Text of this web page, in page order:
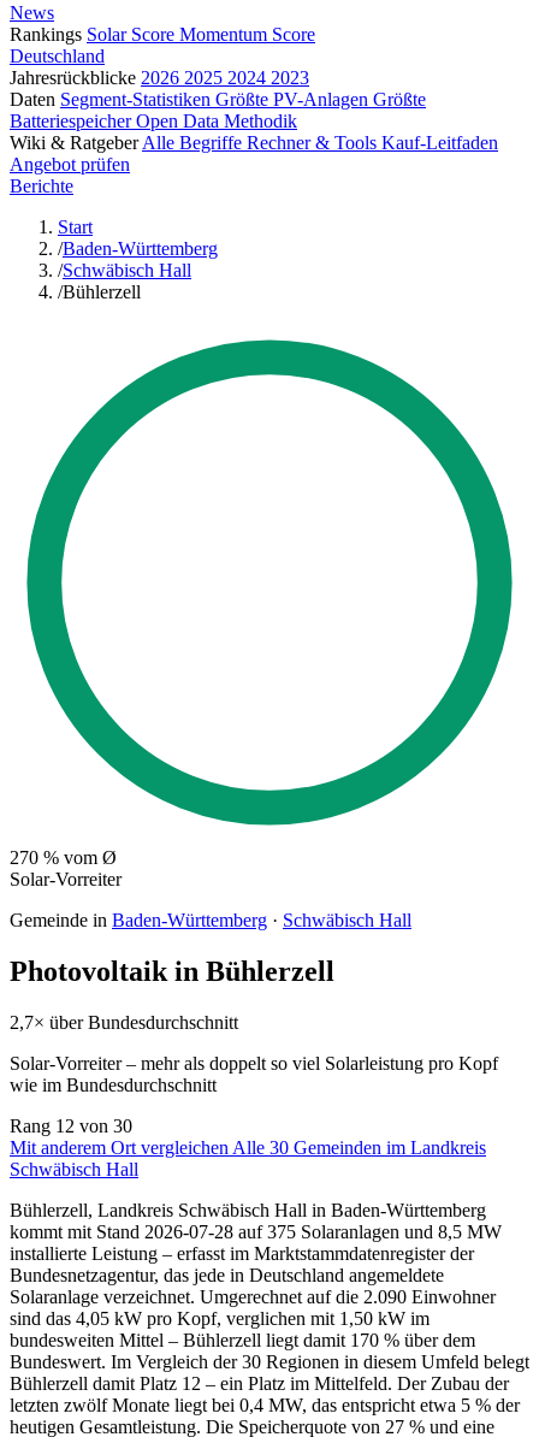
News
Rankings Solar Score Momentum Score
Deutschland
Jahresrückblicke 2026 2025 2024 2023
Daten Segment-Statistiken Größte PV-Anlagen Größte
BatteriespeicherOpen Data Methodik
Wiki & Ratgeber Alle Begriffe Rechner & Tools Kauf-Leitfaden
Angebot prüfen
Berichte
Start
/Baden-Württemberg
/Schwäbisch Hall
/Bühlerzell
270 % vom Ø
Solar-Vorreiter
Gemeinde in Baden-Württemberg · Schwäbisch Hall
Photovoltaik in Bühlerzell
2,7× über Bundesdurchschnitt
Solar-Vorreiter – mehr als doppelt so viel Solarleistung pro Kopf
wie im Bundesdurchschnitt
Rang 12 von 30
Mit anderem Ort vergleichen Alle 30 Gemeinden im Landkreis
Schwäbisch Hall
Bühlerzell, Landkreis Schwäbisch Hall in Baden-Württemberg
kommt mit Stand 2026-07-28 auf 375 Solaranlagen und 8,5 MW
installierte Leistung – erfasst im Marktstammdatenregister der
Bundesnetzagentur, das jede in Deutschland angemeldete
Solaranlage verzeichnet. Umgerechnet auf die 2.090 Einwohner
sind das 4,05 kW pro Kopf, verglichen mit 1,50 kW im
bundesweiten Mittel – Bühlerzell liegt damit 170 % über dem
Bundeswert. Im Vergleich der 30 Regionen in diesem Umfeld belegt
Bühlerzell damit Platz 12 – ein Platz im Mittelfeld. Der Zubau der
letzten zwölf Monate liegt bei 0,4 MW, das entspricht etwa 5 % der
heutigen Gesamtleistung. Die Speicherquote von 27 % und eine